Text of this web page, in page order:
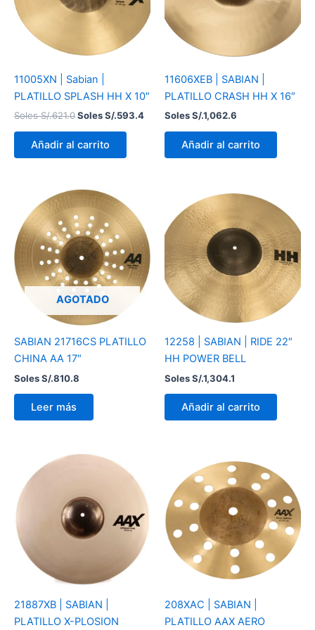
11005XN | Sabian |
PLATILLO SPLASH HH X 10″
Soles S/.621.0Soles S/.593.4
Añadir al carrito
11606XEB | SABIAN |
PLATILLO CRASH HH X 16″
Soles S/.1,062.6
Añadir al carrito
AGOTADO
SABIAN 21716CS PLATILLO
CHINA AA 17″
Soles S/.810.8
Leer más
12258 | SABIAN | RIDE 22″
HH POWER BELL
Soles S/.1,304.1
Añadir al carrito
21887XB | SABIAN |
PLATILLO X-PLOSION
208XAC | SABIAN |
PLATILLO AAX AERO